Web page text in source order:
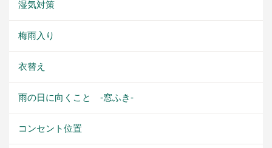
湿気対策
梅雨入り
衣替え
雨の日に向くこと -窓ふき-
コンセント位置